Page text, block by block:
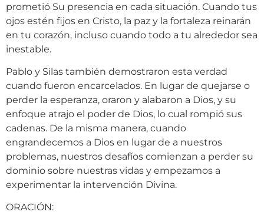
prometió Su presencia en cada situación. Cuando tus
ojos estén fijos en Cristo, la paz y la fortaleza reinarán
en tu corazón, incluso cuando todo a tu alrededor sea
inestable.
Pablo y Silas también demostraron esta verdad
cuando fueron encarcelados. En lugar de quejarse o
perder la esperanza, oraron y alabaron a Dios, y su
enfoque atrajo el poder de Dios, lo cual rompió sus
cadenas. De la misma manera, cuando
engrandecemos a Dios en lugar de a nuestros
problemas, nuestros desafíos comienzan a perder su
dominio sobre nuestras vidas y empezamos a
experimentar la intervención Divina.
ORACIÓN: